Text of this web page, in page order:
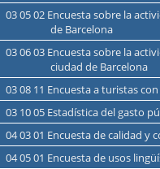
03 05 02 Encuesta sobre la actividad del sector comercial de la ciudad
de Barcelona
03 06 03 Encuesta sobre la actividad del sector de restauración de la
ciudad de Barcelona
03 08 11 Encuesta a turistas
03 10 05 Estadística del gasto
04 03 01 Encuesta de calidad
04 05 01 Encuesta de usos